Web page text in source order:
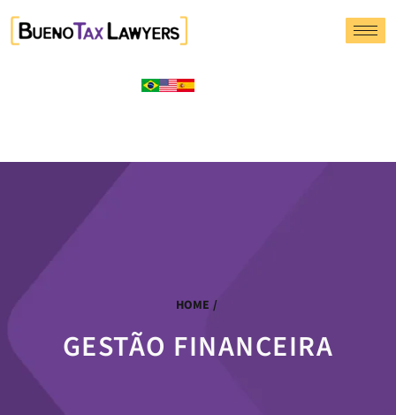
HOME /
GESTÃO FINANCEIRA